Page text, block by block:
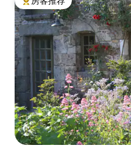
热门「房客推荐」